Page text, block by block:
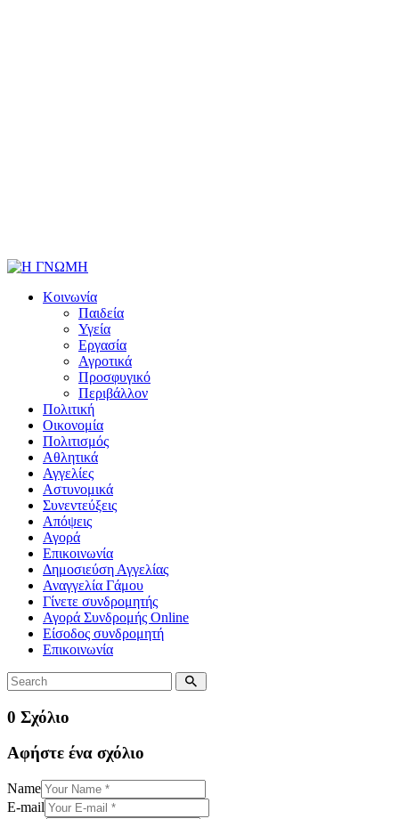
Κοινωνία
Παιδεία
Υγεία
Εργασία
Αγροτικά
Προσφυγικό
Περιβάλλον
Πολιτική
Οικονομία
Πολιτισμός
Αθλητικά
Αγγελίες
Αστυνομικά
Συνεντεύξεις
Απόψεις
Αγορά
Επικοινωνία
Δημοσιεύση Αγγελίας
Αναγγελία Γάμου
Γίνετε συνδρομητής
Αγορά Συνδρομής Online
Είσοδος συνδρομητή
Επικοινωνία
0 Σχόλιο
Αφήστε ένα σχόλιο
Name
E-mail